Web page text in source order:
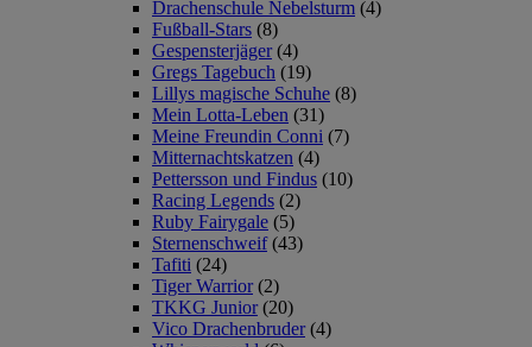
Drachenschule Nebelsturm (4)
Fußball-Stars (8)
Gespensterjäger (4)
Gregs Tagebuch (19)
Lillys magische Schuhe (8)
Mein Lotta-Leben (31)
Meine Freundin Conni (7)
Mitternachtskatzen (4)
Pettersson und Findus (10)
Racing Legends (2)
Ruby Fairygale (5)
Sternenschweif (43)
Tafiti (24)
Tiger Warrior (2)
TKKG Junior (20)
Vico Drachenbruder (4)